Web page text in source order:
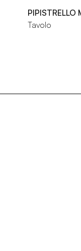
PIPISTRELLO
Tavolo